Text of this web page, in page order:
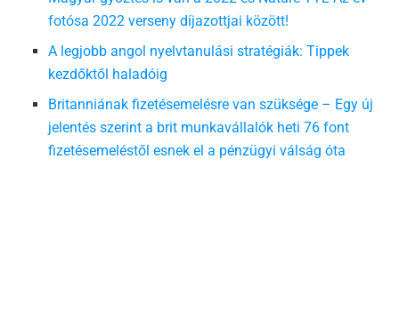
fotósa 2022 verseny díjazottjai között!
A legjobb angol nyelvtanulási stratégiák: Tippek
kezdőktől haladóig
Britanniának fizetésemelésre van szüksége – Egy új
jelentés szerint a brit munkavállalók heti 76 font
fizetésemeléstől esnek el a pénzügyi válság óta